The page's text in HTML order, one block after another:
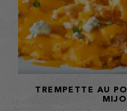
TREMPETTE AU